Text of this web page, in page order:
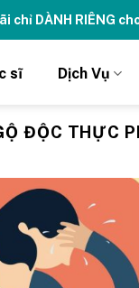
Drip
sĩ Dịch Vụ
ĐỘC THỰC